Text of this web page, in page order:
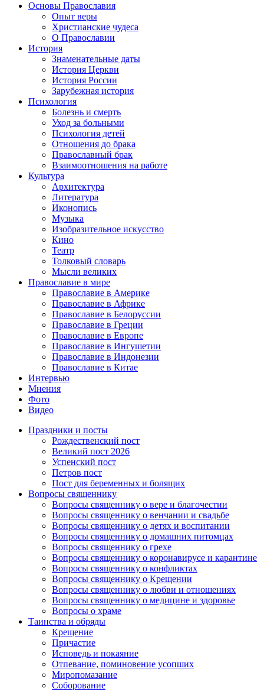
Основы Православия
Опыт веры
Христианские чудеса
О Православии
История
Знаменательные даты
История Церкви
История России
Зарубежная история
Психология
Болезнь и смерть
Уход за больными
Психология детей
Отношения до брака
Православный брак
Взаимоотношения на работе
Культура
Архитектура
Литература
Иконопись
Музыка
Изобразительное искусство
Кино
Театр
Толковый словарь
Мысли великих
Православие в мире
Православие в Америке
Православие в Африке
Православие в Белоруссии
Православие в Греции
Православие в Европе
Православие в Ингушетии
Православие в Индонезии
Православие в Китае
Интервью
Мнения
Фото
Видео
Праздники и посты
Рождественский пост
Великий пост 2026
Успенский пост
Петров пост
Пост для беременных и болящих
Вопросы священнику
Вопросы священнику о вере и благочестии
Вопросы священнику о венчании и свадьбе
Вопросы священнику о детях и воспитании
Вопросы священнику о домашних питомцах
Вопросы священнику о грехе
Вопросы священнику о коронавирусе и карантине
Вопросы священнику о конфликтах
Вопросы священнику о Крещении
Вопросы священнику о любви и отношениях
Вопросы священнику о медицине и здоровье
Вопросы о храме
Таинства и обряды
Крещение
Причастие
Исповедь и покаяние
Отпевание, поминовение усопших
Миропомазание
Соборование